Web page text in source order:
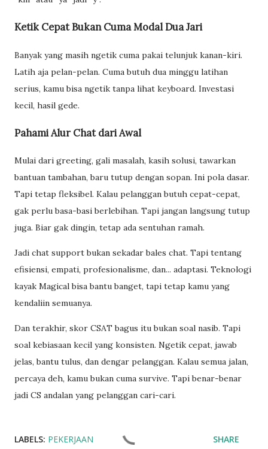
Ketik Cepat Bukan Cuma Modal Dua Jari
Banyak yang masih ngetik cuma pakai telunjuk kanan-kiri.
Latih aja pelan-pelan. Cuma butuh dua minggu latihan
serius, kamu bisa ngetik tanpa lihat keyboard. Investasi
kecil, hasil gede.
Pahami Alur Chat dari Awal
Mulai dari greeting, gali masalah, kasih solusi, tawarkan
bantuan tambahan, baru tutup dengan sopan. Ini pola dasar.
Tapi tetap fleksibel. Kalau pelanggan butuh cepat-cepat,
gak perlu basa-basi berlebihan. Tapi jangan langsung tutup
juga. Biar gak dingin, tetap ada sentuhan ramah.
Jadi chat support bukan sekadar bales chat. Tapi tentang
efisiensi, empati, profesionalisme, dan... adaptasi. Teknologi
kayak Magical bisa bantu banget, tapi tetap kamu yang
kendaliin semuanya.
Dan terakhir, skor CSAT bagus itu bukan soal nasib. Tapi
soal kebiasaan kecil yang konsisten. Ngetik cepat, jawab
jelas, bantu tulus, dan dengar pelanggan. Kalau semua jalan,
percaya deh, kamu bukan cuma survive. Tapi benar-benar
jadi CS andalan yang pelanggan cari-cari.
LABELS: PEKERJAAN SHARE